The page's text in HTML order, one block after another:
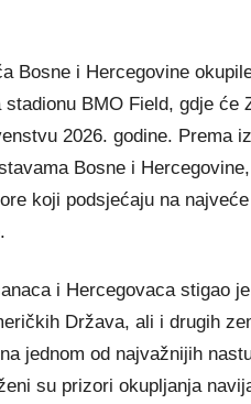
Bosne i Hercegovine
stadionu BMO Field, gdje
2026. godine. Prema
Bosne i
koji podsjećaju na
i Hercegovaca stigao
Država, ali i drugih
jednom od najvažnijih
su prizori okupljanja